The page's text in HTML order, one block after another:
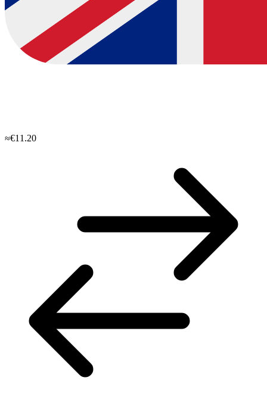
≈€11.20